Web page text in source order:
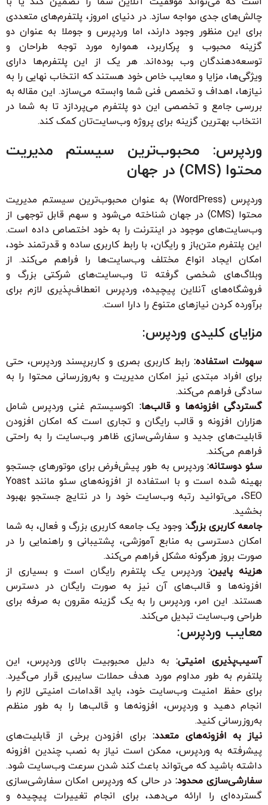
چالش‌های جدی مواجه سازد. در دنیای امروز، پلتفرم‌های متعددی
برای این منظور وجود دارند، اما وردپرس و جوملا به عنوان دو
گزینه محبوب و پرکاربرد، همواره مورد توجه طراحان و
توسعه‌دهندگان وب بوده‌اند. هر یک از این پلتفرم‌ها دارای
ویژگی‌ها، مزایا و معایب خاص خود هستند که انتخاب نهایی را به
نیازها، اهداف و تخصص فنی شما وابسته می‌سازد. این مقاله به
بررسی جامع و تخصصی این دو پلتفرم می‌پردازد تا به شما در
انتخاب بهترین گزینه برای پروژه وب‌سایت‌تان کمک کند.
وردپرس: محبوب‌ترین سیستم مدیریت
محتوا (CMS) در جهان
وردپرس (WordPress) به عنوان محبوب‌ترین سیستم مدیریت
محتوا (CMS) در جهان شناخته می‌شود و سهم قابل توجهی از
وب‌سایت‌های موجود در اینترنت را به خود اختصاص داده است.
این پلتفرم متن‌باز و رایگان، با رابط کاربری ساده و قدرتمند خود،
امکان ایجاد انواع مختلف وب‌سایت‌ها را فراهم می‌کند. از
وبلاگ‌های شخصی گرفته تا وب‌سایت‌های شرکتی بزرگ و
فروشگاه‌های آنلاین پیچیده، وردپرس انعطاف‌پذیری لازم برای
برآورده کردن نیازهای متنوع را دارا است.
مزایای کلیدی وردپرس:
سهولت استفاده: رابط کاربری بصری و کاربرپسند وردپرس، حتی
برای افراد مبتدی نیز امکان مدیریت و به‌روزرسانی محتوا را به
سادگی فراهم می‌کند.
گستردگی افزونه‌ها و قالب‌ها: اکوسیستم غنی وردپرس شامل
هزاران افزونه و قالب رایگان و تجاری است که امکان افزودن
قابلیت‌های جدید و سفارشی‌سازی ظاهر وب‌سایت را به راحتی
فراهم می‌کند.
سئو دوستانه:وردپرس به طور پیش‌فرض برای موتورهای جستجو
بهینه شده است و با استفاده از افزونه‌های سئو مانند Yoast
SEO، می‌توانید رتبه وب‌سایت خود را در نتایج جستجو بهبود
بخشید.
جامعه کاربری بزرگ: وجود یک جامعه کاربری بزرگ و فعال، به شما
امکان دسترسی به منابع آموزشی، پشتیبانی و راهنمایی را در
صورت بروز هرگونه مشکل فراهم می‌کند.
هزینه پایین: وردپرس یک پلتفرم رایگان است و بسیاری از
افزونه‌ها و قالب‌های آن نیز به صورت رایگان در دسترس
هستند. این امر، وردپرس را به یک گزینه مقرون به صرفه برای
طراحی وب‌سایت تبدیل می‌کند.
معایب وردپرس:
آسیب‌پذیری امنیتی: به دلیل محبوبیت بالای وردپرس، این
پلتفرم به طور مداوم مورد هدف حملات سایبری قرار می‌گیرد.
برای حفظ امنیت وب‌سایت خود، باید اقدامات امنیتی لازم را
انجام دهید و وردپرس، افزونه‌ها و قالب‌ها را به طور منظم
به‌روزرسانی کنید.
نیاز به افزونه‌های متعدد: برای افزودن برخی از قابلیت‌های
پیشرفته به وردپرس، ممکن است نیاز به نصب چندین افزونه
داشته باشید که می‌تواند باعث کند شدن سرعت وب‌سایت شود.
سفارشی‌سازی محدود: در حالی که وردپرس امکان سفارشی‌سازی
گسترده‌ای را ارائه می‌دهد، برای انجام تغییرات پیچیده و